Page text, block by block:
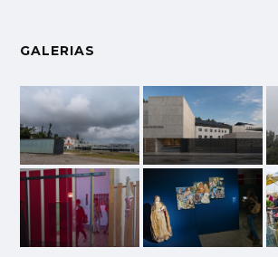
GALERIAS